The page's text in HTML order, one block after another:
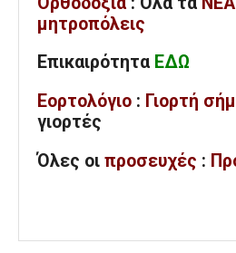
μητροπόλεις
Επικαιρότητα ΕΔΩ
Εορτολόγιο : Γιορτή
γιορτές
Όλες οι προσευχές :